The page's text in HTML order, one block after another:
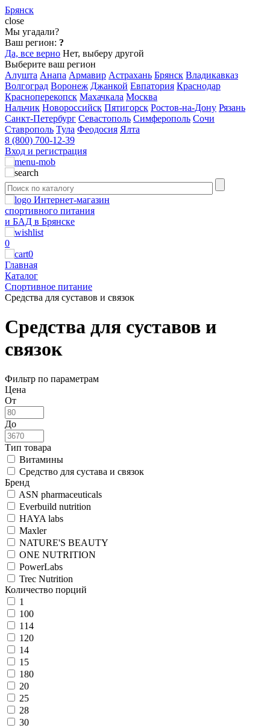
Брянск
close
Мы угадали?
Ваш регион: ?
Да, все верно Нет, выберу другой
Выберите ваш регион
Алушта Анапа Армавир Астрахань Брянск Владикавказ
Волгоград Воронеж Джанкой Евпатория Краснодар
Красноперекопск Махачкала Москва
Нальчик Новороссийск Пятигорск Ростов-на-Дону Рязань
Санкт-Петербург Севастополь Симферополь Сочи
Ставрополь Тула Феодосия Ялта
8 (800) 700-12-39
Вход и регистрация
Интернет-магазин
спортивного питания
и БАД в Брянске
0
0
Главная
Каталог
Спортивное питание
Средства для суставов и связок
Средства для суставов и
связок
Фильтр по параметрам
Цена
От
До
Тип товара
Витамины
Средство для сустава и связок
Бренд
ASN pharmaceuticals
Everbuild nutrition
HAYA labs
Maxler
NATURE'S BEAUTY
ONE NUTRITION
PowerLabs
Trec Nutrition
Количество порций
1
100
114
120
14
15
180
20
25
28
30